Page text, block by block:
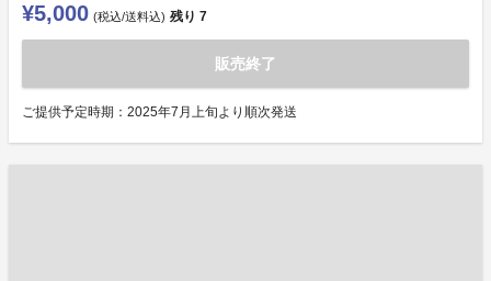
¥5,000 (税込/送料込) 残り 7
販売終了
ご提供予定時期：2025年7月上旬より順次発送